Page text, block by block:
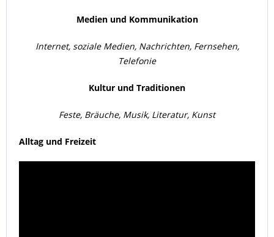
Medien und Kommunikation
Internet, soziale Medien, Nachrichten, Fernsehen,
Telefonie
Kultur und Traditionen
Feste, Bräuche, Musik, Literatur, Kunst
Alltag und Freizeit